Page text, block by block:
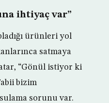
ihtiyaç var”
ürünleri yol
satmaya
“Gönül istiyor ki
bizim
sulama sorunu var.